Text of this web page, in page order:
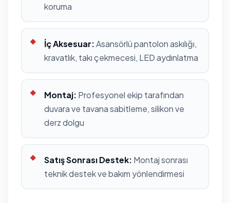
koruma
İç Aksesuar:Asansörlü pantolon askılığı,
kravatlık, takı çekmecesi, LED aydınlatma
Montaj: Profesyonel ekip tarafından
duvara ve tavana sabitleme, silikon ve
derz dolgu
Satış Sonrası Destek: Montaj sonrası
teknik destek ve bakım yönlendirmesi